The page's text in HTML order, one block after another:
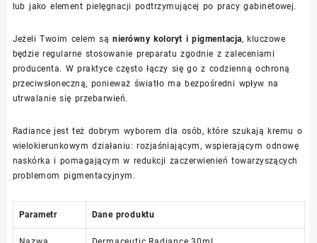
lub jako element pielęgnacji podtrzymującej po pracy gabinetowej.
Jeżeli Twoim celem sąnierówny koloryt i pigmentacja, kluczowe
będzie regularne stosowanie preparatu zgodnie z zaleceniami
producenta. W praktyce często łączy się go z codzienną ochroną
przeciwsłoneczną, ponieważ światło ma bezpośredni wpływ na
utrwalanie się przebarwień.
Radiance jest też dobrym wyborem dla osób, które szukają kremu o
wielokierunkowym działaniu: rozjaśniającym, wspierającym odnowę
naskórka i pomagającym w redukcji zaczerwienień towarzyszących
problemom pigmentacyjnym.
Parametr Dane produktu